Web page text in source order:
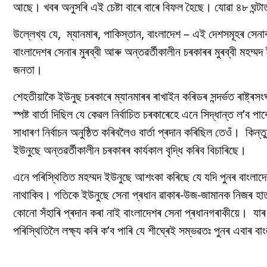
আছে। খবৰ অনুসৰি এই চেষ্টা বাৰে বাৰে বিফল হৈছে। যোৱা ৪৮
উল্লেখ্য যে, ম্যানমাৰ, পাকিস্তান, বাংলাদেশ – এই দেশসমূহৰ
বাংলাদেশৰ সেনাৰ মুৰব্বী আৰু অন্তৱৰ্তীকালীন চৰকাৰৰ মুৰব্বী
জনতা।
শেহতীয়াকৈ ইউনুছ চৰকাৰে ম্যানমাৰৰ ৰাখাইন কৰিডৰ সন্দৰ্ভত
স্পষ্ট বাৰ্তা দিছিল যে কেৱল নিৰ্বাচিত চৰকাৰেহে এনে সিদ্ধান্ত
সাধাৰণ নিৰ্বাচন অনুষ্ঠিত কৰিবলৈও বাৰ্তা প্ৰদান কৰিছিল তেওঁ।
ইউনুছে অন্তৱৰ্তীকালীন চৰকাৰৰ কাৰ্যকাল বৃদ্ধি কৰিব বিচাৰিছে।
এনে পৰিস্থিতিত মহম্মদ ইউনুছে আশংকা কৰিছে যে যদি পুনৰ
নাথাকিব। গতিকে ইউনুছে সেনা প্ৰধান ৱাকাৰ-উজ-জামানক নিজৰ
কোনো সঁহাৰি প্ৰদান কৰা নাই বাংলাদেশৰ সেনা প্ৰধানগৰাকীয়ে।
পৰিস্থিতিলৈ লক্ষ্য কৰি ক’ব পাৰি যে শীঘ্ৰেই সম্ভৱতঃ পুনৰ এবাৰ